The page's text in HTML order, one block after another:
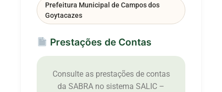
Prefeitura Municipal de Campos dos
Goytacazes
Prestações de Contas
Consulte as prestações de contas
da SABRA no sistema SALIC –